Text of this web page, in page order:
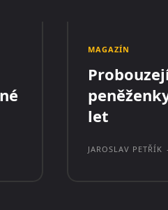
MAGAZÍN
let
JAROSLAV PETŘÍK -